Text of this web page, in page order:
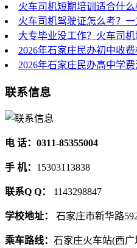
火车司机短期培训适合什么
火车司机驾驶证怎么考？
大专毕业没工作？火车司
2026年石家庄民办初中收费
2026年石家庄民办高中学费
联系信息
电 话：0311-85355004
手 机： 15303113838
联系Q Q： 1143298847
学校地址： 石家庄市新华路
乘车路线： 石家庄火车站(西广